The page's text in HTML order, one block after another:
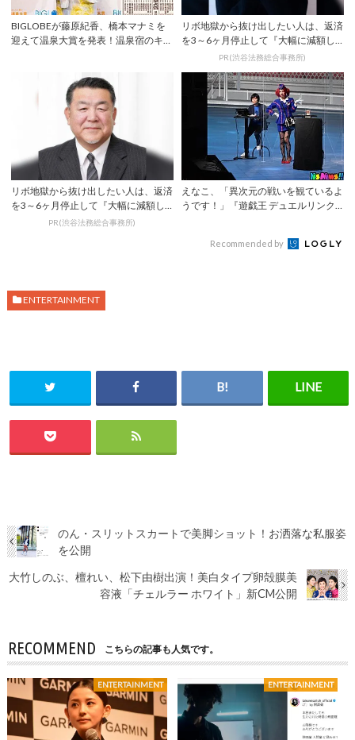
BIGLOBEが藤原紀香、橋本マナミを
迎えて温泉大賞を発表！温泉宿のキャ
リボ地獄から抜け出したい人は、返済
を3～6ヶ月停止して『大幅に減額し
てから返済す...PR(渋谷法務総合事務所)
リボ地獄から抜け出したい人は、返済
を3～6ヶ月停止して『大幅に減額し
てから返済す...PR(渋谷法務総合事務所)
えなこ、「異次元の戦いを観ているよ
うです！」『遊戯王 デュエルリンク
Recommended by
ENTERTAINMENT
のん・スリットスカートで美脚ショット！お洒落な私服姿
を公開
大竹しのぶ、檀れい、松下由樹出演！美白タイプ卵殻膜美
容液「チェルラー ホワイト」新CM公開
RECOMMEND こちらの記事も人気です。
ENTERTAINMENT ENTERTAINMENT